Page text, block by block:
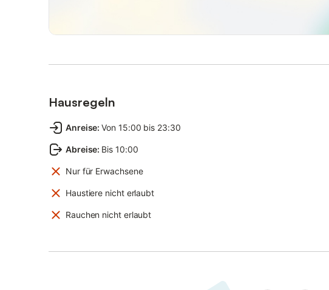
Hausregeln
Anreise: Von 15:00 bis 23:30
Abreise: Bis 10:00
Nur für Erwachsene
Haustiere nicht erlaubt
Rauchen nicht erlaubt